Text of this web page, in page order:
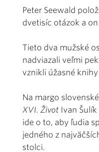
Peter Seewald
dvetisíc otázok a
Tieto dva mužské
nadviazali veľmi
vznikli úžasné
Na margo
XVI. Život Ivan
ide o to, aby ľudia
jedného z
stolci.